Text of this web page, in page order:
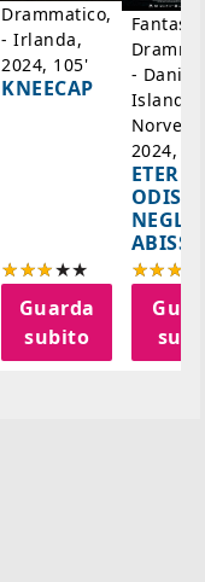
Drammatico,
- Irlanda,
2024, 105'
KNEECAP
Guarda
subito
-
Islanda,
2024,
NEGLI
ABISSI